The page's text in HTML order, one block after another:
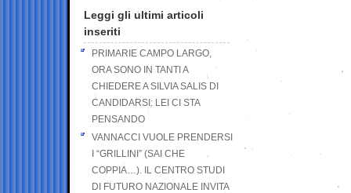
Leggi gli ultimi articoli
inseriti
PRIMARIE CAMPO LARGO,
ORA SONO IN TANTI A
CHIEDERE A SILVIA SALIS DI
CANDIDARSI: LEI CI STA
PENSANDO
VANNACCI VUOLE PRENDERSI
I “GRILLINI” (SAI CHE
COPPIA…). IL CENTRO STUDI
DI FUTURO NAZIONALE INVITA